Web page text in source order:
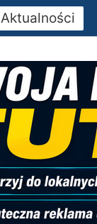
Aktualności